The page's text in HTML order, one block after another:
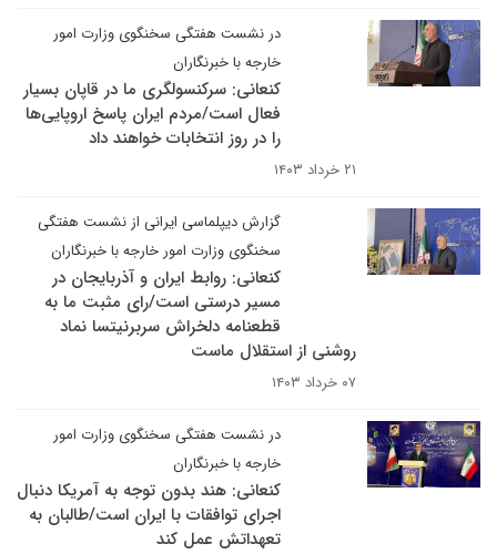
در نشست هفتگی سخنگوی وزارت امور
خارجه با خبرنگاران
کنعانی: سرکنسولگری ما در قاپان بسیار
فعال است/مردم ایران پاسخ اروپایی‌ها
را در روز انتخابات خواهند داد
۲۱ خرداد ۱۴۰۳
گزارش دیپلماسی ایرانی از نشست هفتگی
سخنگوی وزارت امور خارجه با خبرنگاران
کنعانی: روابط ایران و آذربایجان در
مسیر درستی است/رای مثبت ما به
قطعنامه دلخراش سربرنیتسا نماد
روشنی از استقلال ماست
۰۷ خرداد ۱۴۰۳
در نشست هفتگی سخنگوی وزارت امور
خارجه با خبرنگاران
کنعانی: هند بدون توجه به آمریکا دنبال
اجرای توافقات با ایران است/طالبان به
تعهداتش عمل کند